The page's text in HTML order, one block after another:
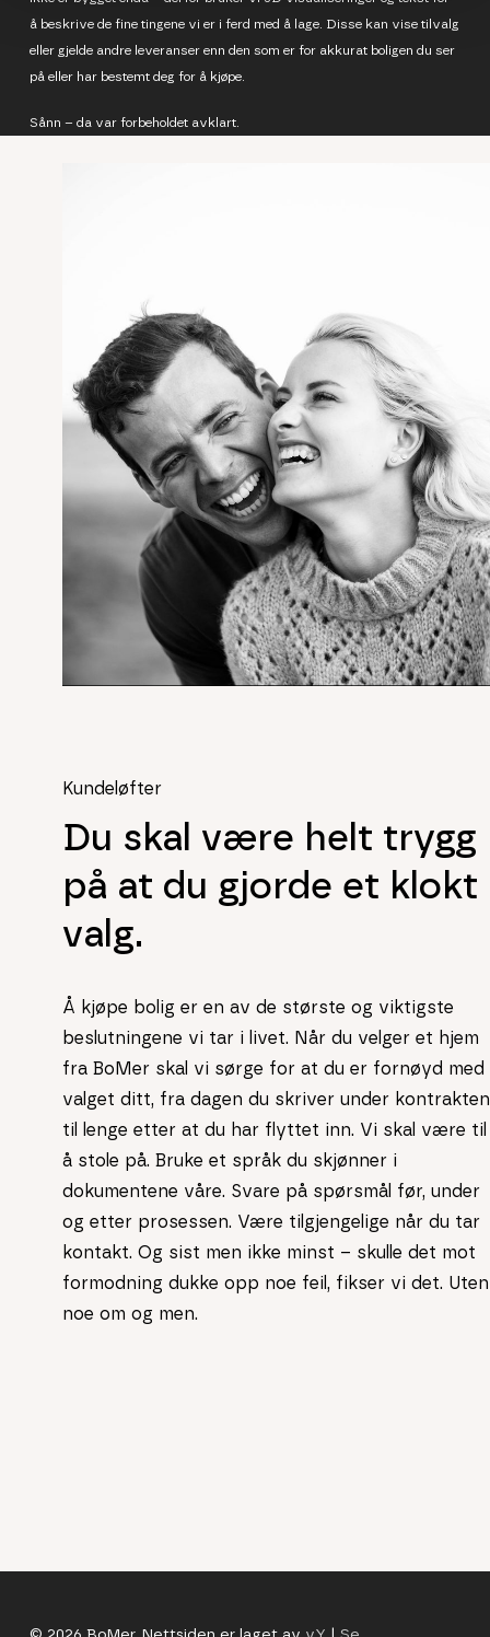
å beskrive de fine tingene vi er i ferd med å lage. Disse kan vise tilvalg
eller gjelde andre leveranser enn den som er for akkurat boligen du ser
på eller har bestemt deg for å kjøpe.
Sånn – da var forbeholdet avklart.
Kundeløfter
Du skal være helt trygg
på at du gjorde et klokt
valg.
Å kjøpe bolig er en av de største og viktigste
beslutningene vi tar i livet. Når du velger et hjem
fra BoMer skal vi sørge for at du er fornøyd med
valget ditt, fra dagen du skriver under kontrakten
til lenge etter at du har flyttet inn. Vi skal være til
å stole på. Bruke et språk du skjønner i
dokumentene våre. Svare på spørsmål før, under
og etter prosessen. Være tilgjengelige når du tar
kontakt. Og sist men ikke minst – skulle det mot
formodning dukke opp noe feil, fikser vi det. Uten
noe om og men.